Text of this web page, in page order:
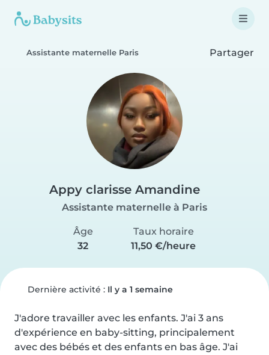
Assistante maternelle Paris Partager
Appy clarisse Amandine
Assistante maternelle à Paris
Âge
32
Taux horaire
11,50 €/heure
Dernière activité : Il y a 1 semaine
J'adore travailler avec les enfants. J'ai 3 ans
d'expérience en baby-sitting, principalement
avec des bébés et des enfants en bas âge. J'ai